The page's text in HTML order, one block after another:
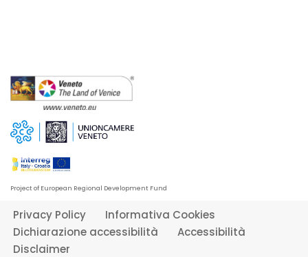
Project of European Regional Development Fund
Privacy Policy
Informativa Cookies
Dichiarazione accessibilità
Accessibilità
Disclaimer